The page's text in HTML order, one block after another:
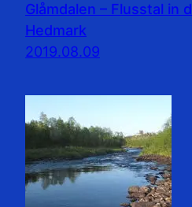
Glåmdalen – Flusstal in
Hedmark
2019.08.09